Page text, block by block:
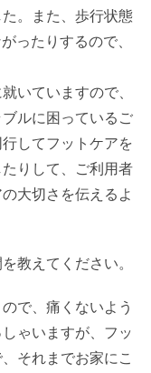
。また、歩行状態
ったりするので、
いていますので、
ルに困っているご
してフットケアを
りして、ご利用者
大切さを伝えるよ
教えてください。
で、痛くないよう
ゃいますが、フッ
それまでお家にこ